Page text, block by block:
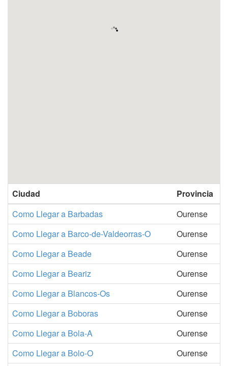
Ciudad
Provincia
Como Llegar a Barbadas
Ourense
Como Llegar a Barco-de-Valdeorras-O
Ourense
Como Llegar a Beade
Ourense
Como Llegar a Beariz
Ourense
Como Llegar a Blancos-Os
Ourense
Como Llegar a Boboras
Ourense
Como Llegar a Bola-A
Ourense
Como Llegar a Bolo-O
Ourense